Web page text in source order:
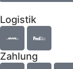
Logistik
Zahlung